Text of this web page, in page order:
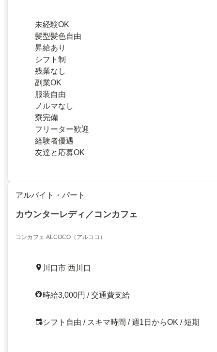
未経験OK
髪型髪色自由
昇給あり
シフト制
残業なし
副業OK
服装自由
ノルマなし
寮完備
フリーター歓迎
経験者優遇
友達と応募OK
アルバイト・パート
カウンターレディ／コンカフェ
コンカフェ ALCOCO（アルココ）
川口市 西川口
時給3,000円 / 交通費支給
シフト自由 / スキマ時間 / 週1日からOK / 短期